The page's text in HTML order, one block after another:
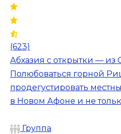
(623)
Абхазия с открытки — из
Полюбоваться горной
продегустировать
в Новом Афоне и не
Группа